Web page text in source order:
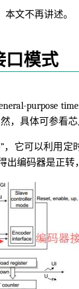
文不再讲述。
口模式
purpose
，具体可参看
它可以利用定
编码器是正转